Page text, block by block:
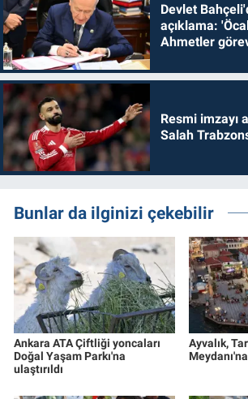
Devlet
açıklama:
Ahmetler
Resmi imzayı
Salah
Bunlar da ilginizi çekebilir
Ankara ATA Çiftliği yoncaları
Doğal Yaşam Parkı'na
ulaştırıldı
Ayvalık,